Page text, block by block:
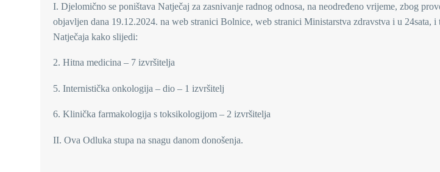
I. Djelomično se poništava Natječaj za zasnivanje radnog odnosa, na neodređeno vrijeme, zbog
objavljen dana 19.12.2024. na web stranici Bolnice, web stranici Ministarstva zdravstva i u 24sata,
Natječaja kako slijedi:
2. Hitna medicina – 7 izvršitelja
5. Internistička onkologija – dio – 1 izvršitelj
6. Klinička farmakologija s toksikologijom – 2 izvršitelja
II. Ova Odluka stupa na snagu danom donošenja.